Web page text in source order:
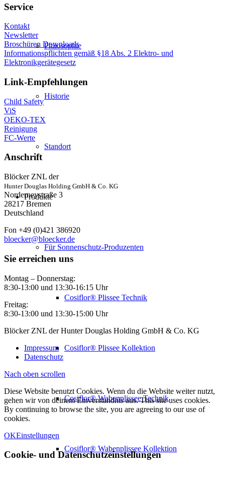
Philosophie
Historie
Standort
Produkte
Für Sonnenschutz-Produzenten
Cosiflor® Plissee Technik
Cosiflor® Plissee Kollektion
Cosiflor® Wabenplissee Technik
Cosiflor® Wabenplissee Kollektion
Service
Kontakt
Newsletter
Broschüren Downloads
Informationspflichten gemäß §18 Abs. 2 Elektro- und
Elektronikgerätegesetz
Link-Empfehlungen
Child Safety
ViS
OEKO-TEX
Reinigung
FC-Werte
Anschrift
Blöcker ZNL der
Hunter Douglas Holding GmbH & Co. KG
Norderneystraße 3
28217 Bremen
Deutschland
Fon +49 (0)421 386920
bloecker@bloecker.de
Sie erreichen uns
Montag – Donnerstag:
8:30-13:00 und 13:30-16:15 Uhr
Freitag:
8:30-13:00 und 13:30-15:00 Uhr
Blöcker ZNL der Hunter Douglas Holding GmbH & Co. KG
Impressum
Datenschutz
Nach oben scrollen
Diese Website benutzt Cookies. Wenn du die Website weiter nutzt,
gehen wir von deinem Einverständnis aus. This site uses cookies.
By continuing to browse the site, you are agreeing to our use of
cookies.
OKEinstellungen
Cookie- und Datenschutzeinstellungen